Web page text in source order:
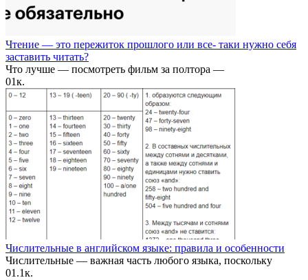
Чтение — это пережиток прошлого или все- таки нужно себя
заставить читать?
Что лучше — посмотреть фильм за полтора —
01к.
Числительные в английском языке: правила и особенности
Числительные — важная часть любого языка, поскольку
01.1к.